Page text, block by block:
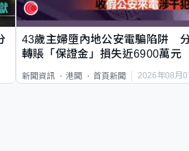
43歲主婦墮內地公安電騙陷阱
轉賬「保證金」損失近6900萬元
新聞資訊 港聞 首頁新聞 2026年08月